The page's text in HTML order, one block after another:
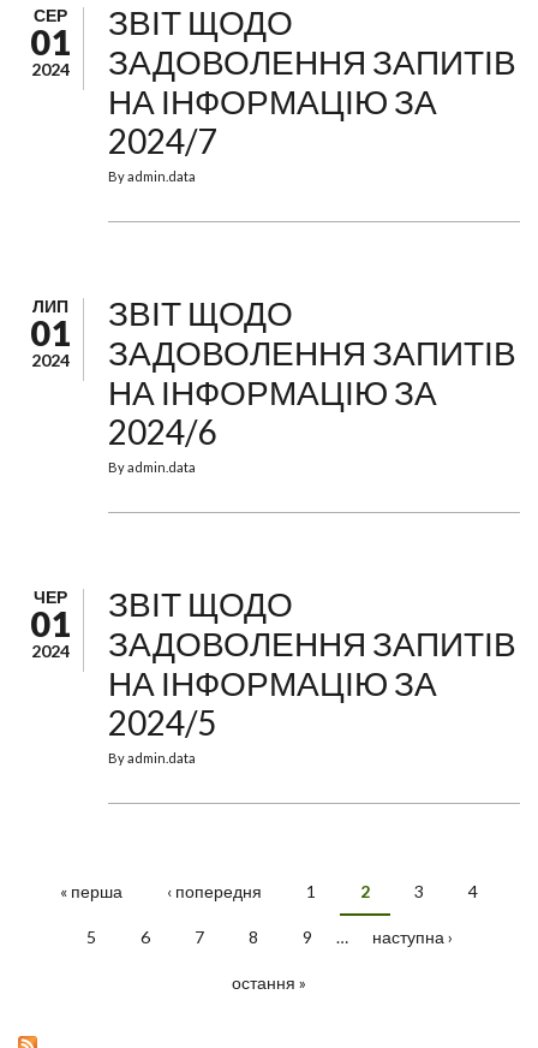
СЕР
01
2024
ЗВІТ ЩОДО
ЗАДОВОЛЕННЯ ЗАПИТІВ
НА ІНФОРМАЦІЮ ЗА
2024/7
Byadmin.data
ЛИП
01
2024
ЗВІТ ЩОДО
ЗАДОВОЛЕННЯ ЗАПИТІВ
НА ІНФОРМАЦІЮ ЗА
2024/6
Byadmin.data
ЧЕР
01
2024
ЗВІТ ЩОДО
ЗАДОВОЛЕННЯ ЗАПИТІВ
НА ІНФОРМАЦІЮ ЗА
2024/5
Byadmin.data
СТОРІНКИ
« перша ‹ попередня 1 2 3 4
5 6 7 8 9 … наступна ›
остання »